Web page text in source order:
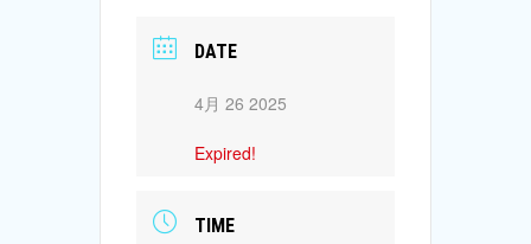
DATE
4月 26 2025
Expired!
TIME